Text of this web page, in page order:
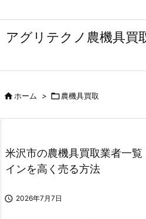
アグリテクノ農機具買
ホーム > 農機具買取
米沢市の農機具買取業者一
インを高く売る方法
 2026年7月7日